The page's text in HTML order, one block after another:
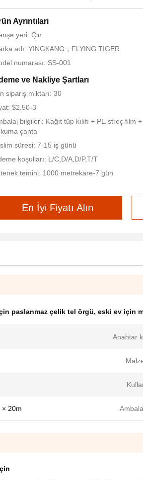
Ayrıntıları
yeri: Çin
adı: YINGKANG；FLYING TIGER
numarası: SS-001
ve Nakliye Şartları
sipariş miktarı: 30
$2.50-3
bilgileri: Kağıt tüp kılıfı + PE streç film
çanta
süresi: 7-15 iş günü
koşulları: L/C,D/A,D/P,T/T
temini: 1000 metrekare-7 gün
En İyi Fiyatı Alın
paslanmaz çelik tel örgü, eski ev için
Anahtar
× 20m